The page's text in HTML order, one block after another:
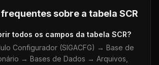
sobre a tabela SCR
todos os campos da tabela SCR?
Configurador (SIGACFG) → Base de
→ Bases de Dados → Arquivos,